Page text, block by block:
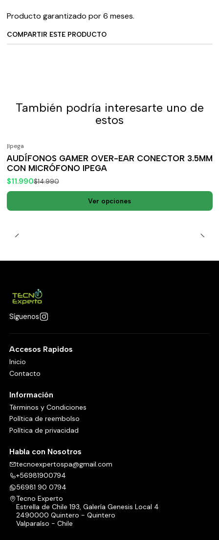
Producto garantizado por 6 meses.
COMPARTIR ESTE PRODUCTO
También podría interesarte uno de
estos
-20%
|Ipega
AUDÍFONOS GAMER OVER-EAR CONECTOR 3.5MM
CON MICRÓFONO IPEGA
$11.990$14.990
Ver opciones
Síguenos
Accesos Rapidos
Inicio
Contacto
Información
Términos y Condiciones
Política de reembolso
Política de privacidad
Habla con Nosotros
tecnoexpertospa@gmail.com
+56981900794
56981 90 0794
Tecno Experto
Estrella de Chile 193, Galería Genesis Local 4
2490000 Quintero - Quintero
Valparaíso - Chile